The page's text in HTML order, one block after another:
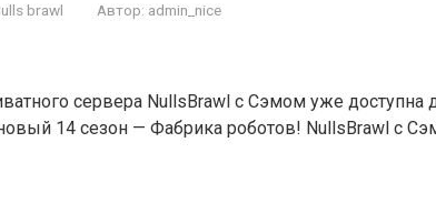
brawl Автор: admin_nice
сервера NullsBrawl с Сэмом уже доступна
14 сезон — Фабрика роботов! NullsBrawl с